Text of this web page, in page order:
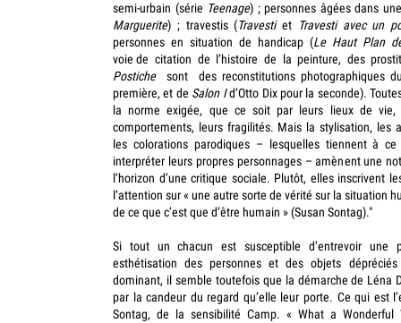
semi-urbain (série Teenage) ; personnes âgées dans
Marguerite) ; travestis (Travestiet Travesti avec un
personnes en situation de handicap (Le Haut Plan
voie de citation de l’histoire de la peinture, des
Postichesont des reconstitutions photographiques
première, et de Salon Id’Otto Dix pour la seconde).
la norme exigée, que ce soit par leurs lieux de vie,
comportements, leurs fragilités. Mais la stylisation, les
les colorations parodiques – lesquelles tiennent à
interpréter leurs propres personnages – amènent une
l’horizon d’une critique sociale. Plutôt, elles inscrivent
l’attention sur « une autre sorte de vérité sur la situation
de ce que c’est que d’être humain » (Susan Sontag)."
Si tout un chacun est susceptible d’entrevoir une
esthétisation des personnes et des objets
dominant, il semble toutefois que la démarche de Léna
par la candeur du regard qu’elle leur porte. Ce qui est
Sontag, de la sensibilité Camp. « What a Wonderful